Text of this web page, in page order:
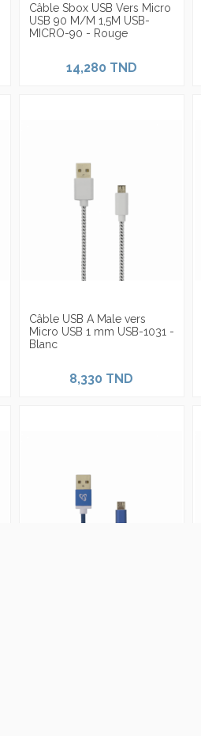
Câble Sbox USB Vers Micro
USB 90 M/M 1,5M USB-
MICRO-90 - Rouge
14,280 TND
Câble USB A Male vers
Micro USB 1 mm USB-1031 -
Blanc
8,330 TND